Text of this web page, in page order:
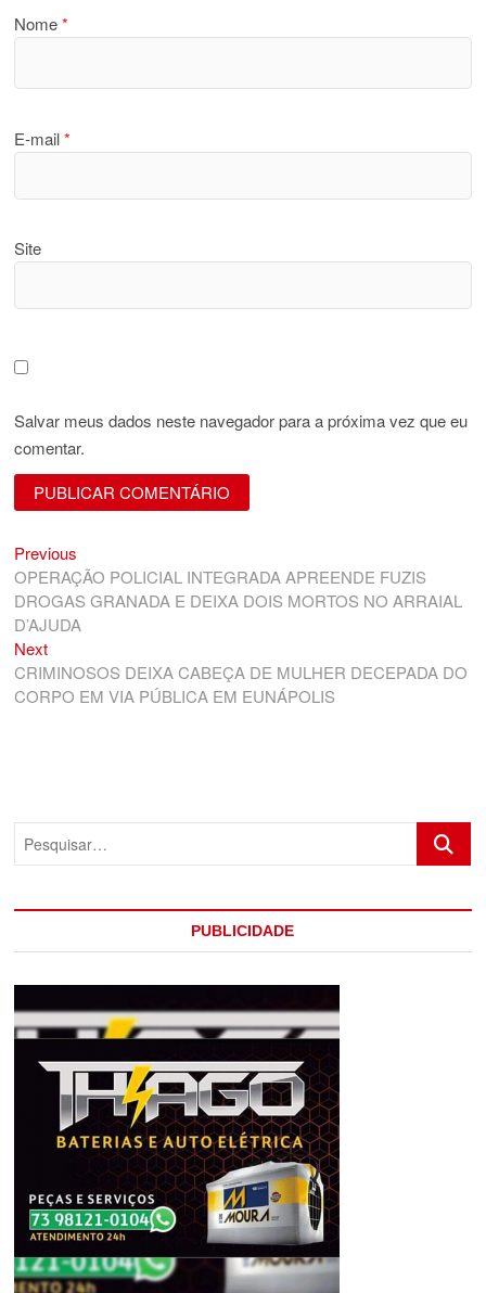
Nome*
E-mail*
Site
Salvar meus dados neste navegador para a próxima vez que eu
comentar.
Navegação
de
Post
Previous
post:
OPERAÇÃO POLICIAL INTEGRADA APREENDE FUZIS
DROGAS GRANADA E DEIXA DOIS MORTOS NO ARRAIAL
D’AJUDA
NextNext
post:
CRIMINOSOS DEIXA CABEÇA DE MULHER DECEPADA DO
CORPO EM VIA PÚBLICA EM EUNÁPOLIS
PUBLICIDADE